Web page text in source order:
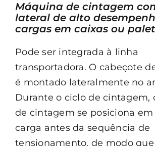
Serviços
Máquina de cintagem
lateral de alto
cargas em caixas ou
Pode ser integrada à linha
transportadora. O cabeçote
é montado lateralmente no
Durante o ciclo de cintagem,
de cintagem se posiciona em
carga antes da sequência de
tensionamento, de modo